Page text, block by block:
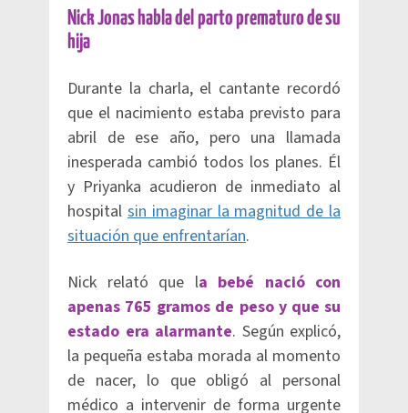
Nick Jonas habla del parto prematuro de su
hija
Durante la charla, el cantante recordó
que el nacimiento estaba previsto para
abril de ese año, pero una llamada
inesperada cambió todos los planes. Él
y Priyanka acudieron de inmediato al
hospitalsin imaginar la magnitud de la
situación que enfrentarían.
Nick relató que la bebé nació con
apenas 765 gramos de peso y que su
estado era alarmante. Según explicó,
la pequeña estaba morada al momento
de nacer, lo que obligó al personal
médico a intervenir de forma urgente